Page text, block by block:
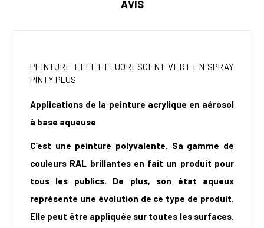
AVIS
PEINTURE EFFET FLUORESCENT VERT EN SPRAY
PINTY PLUS
Applications de la peinture acrylique en aérosol
à base aqueuse
C’est une peinture polyvalente. Sa gamme de
couleurs RAL brillantes en fait un produit pour
tous les publics. De plus, son état aqueux
représente une évolution de ce type de produit.
Elle peut être appliquée sur toutes les surfaces.